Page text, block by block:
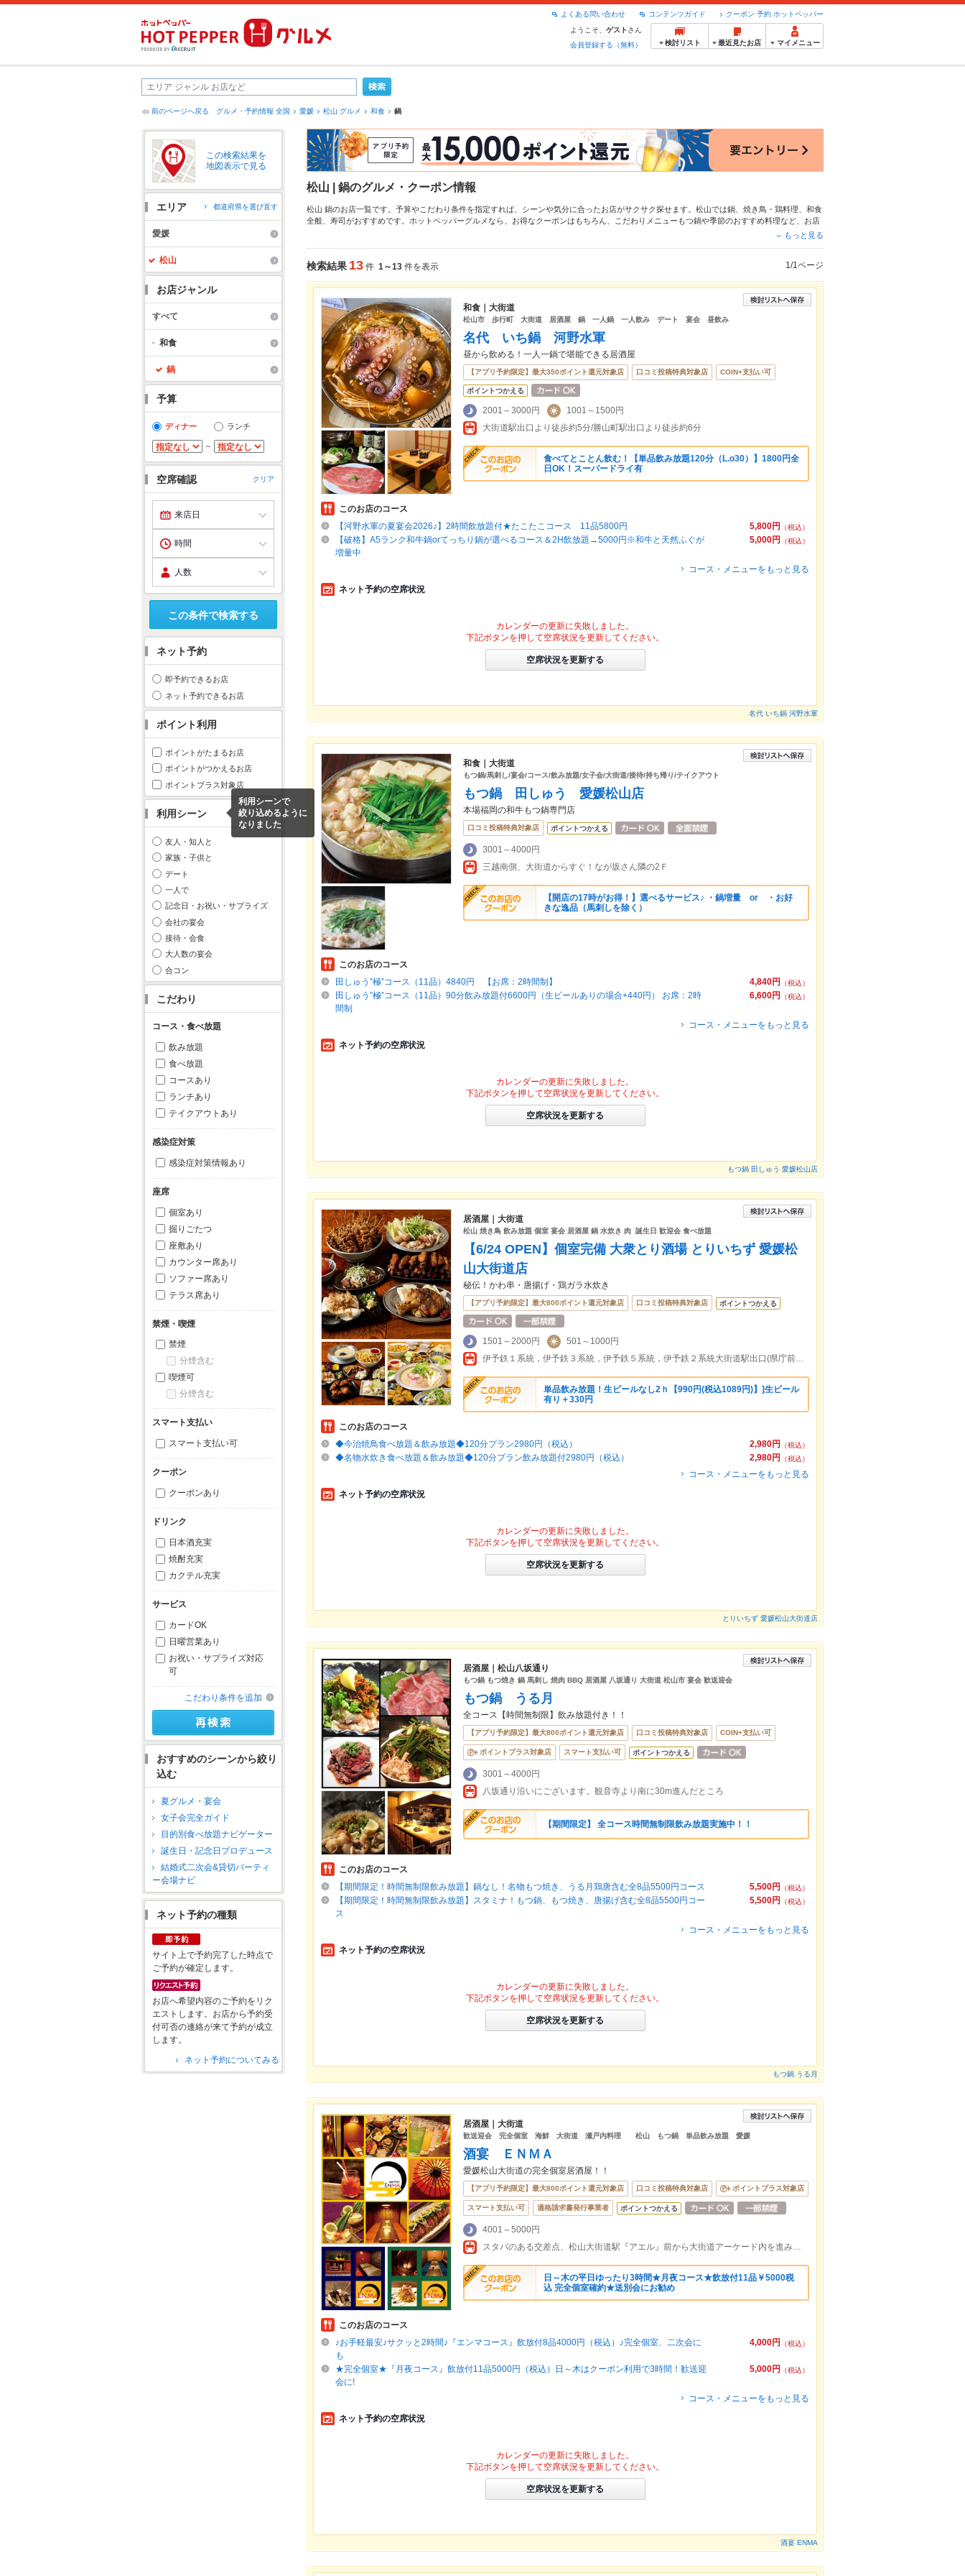
クーポン 予約 ホットペッパー
コンテンツガイド
よくある問い合わせ
ようこそ、 ゲスト さん
会員登録する（無料）
検討リスト 最近見たお店 マイメニュー
前のページへ戻る グルメ・予約情報 全国 愛媛 松山 グルメ 和食 鍋
この検索結果を
地図表示で見る
エリア 都道府県を選び直す
愛媛
松山
お店ジャンル
すべて
和食
鍋
予算
ディナー ランチ
～
空席確認 クリア
この条件で検索する
ネット予約
即予約できるお店
ネット予約できるお店
ポイント利用
ポイントがたまるお店
ポイントがつかえるお店
ポイントプラス対象店
利用シーン
利用シーンで
絞り込めるように
なりました
友人・知人と
家族・子供と
デート
一人で
記念日・お祝い・サプライズ
会社の宴会
接待・会食
大人数の宴会
合コン
こだわり
コース・食べ放題
飲み放題
食べ放題
コースあり
ランチあり
テイクアウトあり
感染症対策
感染症対策情報あり
座席
個室あり
掘りごたつ
座敷あり
カウンター席あり
ソファー席あり
テラス席あり
禁煙・喫煙
禁煙
分煙含む
喫煙可
分煙含む
スマート支払い
スマート支払い可
クーポン
クーポンあり
ドリンク
日本酒充実
焼酎充実
カクテル充実
サービス
カードOK
日曜営業あり
お祝い・サプライズ対応
可
こだわり条件を追加
おすすめのシーンから絞り
込む
夏グルメ・宴会
女子会完全ガイド
目的別食べ放題ナビゲーター
誕生日・記念日プロデュース
結婚式二次会&貸切パーティ
ー会場ナビ
ネット予約の種類
サイト上で予約完了した時点で
ご予約が確定します。
お店へ希望内容のご予約をリク
エストします。お店から予約受
付可否の連絡が来て予約が成立
します。
ネット予約についてみる
松山 | 鍋のグルメ・クーポン情報
松山 鍋のお店一覧です。予算やこだわり条件を指定すれば、シーンや気分に合ったお店がサクサク探せます。松山では鍋、 焼き鳥・鶏料理
和食
全般
寿司がおすすめです。ホットペッパーグルメなら、お得なクーポンはもちろん、こだわりメニュー もつ鍋や季節のおすすめ料理など、お店
の最新情報をご紹介しているので安心！24時間使える簡単便利なネット予約が使えるお店も拡大中です。友達どうしの飲み会にも、会社の宴会に
もっと見る
検索結果 13 件 1～13 件を表示 1/1ページ
和食｜大街道
松山市 歩行町 大街道 居酒屋 鍋 一人鍋 一人飲み デート 宴会 昼飲み
名代 いち鍋 河野水軍
昼から飲める！一人一鍋で堪能できる居酒屋
【アプリ予約限定】最大350ポイント還元対象店 口コミ投稿特典対象店 COIN+支払い可
ポイントつかえる
2001～3000円
1001～1500円
大街道駅出口より徒歩約5分/勝山町駅出口より徒歩約6分
食べてとことん飲む！【単品飲み放題120分（L.o30）】1800円全
日OK！スーパードライ有
このお店のコース
5,800円
（税込）
【河野水軍の夏宴会2026♪】2時間飲放題付★たこたこコース 11品5800円
5,000円
（税込）
【破格】A5ランク和牛鍋orてっちり鍋が選べるコース＆2H飲放題→5000円※和牛と天然ふぐが
増量中
コース・メニューをもっと見る
ネット予約の空席状況
カレンダーの更新に失敗しました。
下記ボタンを押して空席状況を更新してください。
空席状況を更新する
名代 いち鍋 河野水軍
和食｜大街道
もつ鍋/馬刺し/宴会/コース/飲み放題/女子会/大街道/接待/持ち帰り/テイクアウト
もつ鍋 田しゅう 愛媛松山店
本場福岡の和牛もつ鍋専門店
口コミ投稿特典対象店 ポイントつかえる
3001～4000円
三越南側、大街道からすぐ！なが坂さん隣の2Ｆ
【開店の17時がお得！】選べるサービス♪ ・鍋増量 or ・お好
きな逸品（馬刺しを除く）
このお店のコース
4,840円
（税込）
田しゅう”極”コース（11品）4840円 【お席：2時間制】
6,600円
（税込）
田しゅう”極”コース（11品）90分飲み放題付6600円（生ビールありの場合+440円） お席：2時
間制
コース・メニューをもっと見る
ネット予約の空席状況
カレンダーの更新に失敗しました。
下記ボタンを押して空席状況を更新してください。
空席状況を更新する
もつ鍋 田しゅう 愛媛松山店
居酒屋｜大街道
松山 焼き鳥 飲み放題 個室 宴会 居酒屋 鍋 水炊き 肉 誕生日 歓迎会 食べ放題
【6/24 OPEN】個室完備 大衆とり酒場 とりいちず 愛媛松
山大街道店
秘伝！かわ串・唐揚げ・鶏ガラ水炊き
【アプリ予約限定】最大800ポイント還元対象店 口コミ投稿特典対象店 ポイントつかえる
1501～2000円
501～1000円
伊予鉄１系統，伊予鉄３系統，伊予鉄５系統，伊予鉄２系統大街道駅出口(県庁前方面のりば)より徒歩約5分
単品飲み放題！生ビールなし2ｈ【990円(税込1089円)】]生ビール
有り＋330円
このお店のコース
2,980円
（税込）
◆今治焼鳥食べ放題＆飲み放題◆120分プラン2980円（税込）
2,980円
（税込）
◆名物水炊き食べ放題＆飲み放題◆120分プラン飲み放題付2980円（税込）
コース・メニューをもっと見る
ネット予約の空席状況
カレンダーの更新に失敗しました。
下記ボタンを押して空席状況を更新してください。
空席状況を更新する
とりいちず 愛媛松山大街道店
居酒屋｜松山八坂通り
もつ鍋 もつ焼き 鍋 馬刺し 焼肉 BBQ 居酒屋 八坂通り 大街道 松山市 宴会 歓送迎会
もつ鍋 うる月
全コース【時間無制限】飲み放題付き！！
【アプリ予約限定】最大800ポイント還元対象店 口コミ投稿特典対象店 COIN+支払い可
ポイントプラス対象店 スマート支払い可 ポイントつかえる
3001～4000円
八坂通り沿いにございます。観音寺より南に30m進んだところ
【期間限定】 全コース時間無制限飲み放題実施中！！
このお店のコース
5,500円
（税込）
【期間限定！時間無制限飲み放題】鍋なし！名物もつ焼き、うる月鶏唐含む全8品5500円コース
5,500円
（税込）
【期間限定！時間無制限飲み放題】スタミナ！もつ鍋、もつ焼き、唐揚げ含む全8品5500円コー
ス
コース・メニューをもっと見る
ネット予約の空席状況
カレンダーの更新に失敗しました。
下記ボタンを押して空席状況を更新してください。
空席状況を更新する
もつ鍋 うる月
居酒屋｜大街道
歓送迎会 完全個室 海鮮 大街道 瀬戸内料理 松山 もつ鍋 単品飲み放題 愛媛
酒宴 ＥＮＭＡ
愛媛松山大街道の完全個室居酒屋！！
【アプリ予約限定】最大800ポイント還元対象店 口コミ投稿特典対象店 ポイントプラス対象店
スマート支払い可 適格請求書発行事業者 ポイントつかえる
4001～5000円
スタバのある交差点、松山大街道駅『アエル』前から大街道アーケード内を進み、ローソンを通り過ぎてすぐ右手の階段2階
日～木の平日ゆったり3時間★月夜コース★飲放付11品￥5000税
込 完全個室確約★送別会にお勧め
このお店のコース
4,000円
（税込）
♪お手軽最安♪サクッと2時間♪『エンマコース』飲放付8品4000円（税込）♪完全個室、二次会に
も
5,000円
（税込）
★完全個室★『月夜コース』飲放付11品5000円（税込）日～木はクーポン利用で3時間！歓送迎
会に!
コース・メニューをもっと見る
ネット予約の空席状況
カレンダーの更新に失敗しました。
下記ボタンを押して空席状況を更新してください。
空席状況を更新する
酒宴 ENMA